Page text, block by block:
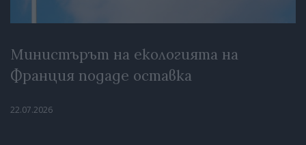
Министърът на екологията на
Франция подаде оставка
22.07.2026